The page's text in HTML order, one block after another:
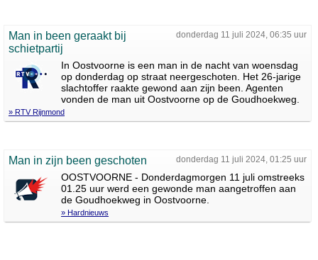
donderdag 11 juli 2024, 06:35 uur
Man in been geraakt bij
schietpartij
In Oostvoorne is een man in de nacht van woensdag
op donderdag op straat neergeschoten. Het 26-jarige
slachtoffer raakte gewond aan zijn been. Agenten
vonden de man uit Oostvoorne op de Goudhoekweg.
» RTV Rijnmond
donderdag 11 juli 2024, 01:25 uur
Man in zijn been geschoten
OOSTVOORNE - Donderdagmorgen 11 juli omstreeks
01.25 uur werd een gewonde man aangetroffen aan
de Goudhoekweg in Oostvoorne.
» Hardnieuws